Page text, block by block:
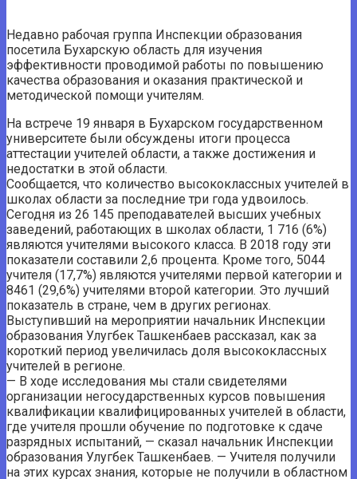
Недавно рабочая группа Инспекции образования
посетила Бухарскую область для изучения
эффективности проводимой работы по повышению
качества образования и оказания практической и
методической помощи учителям.
На встрече 19 января в Бухарском государственном
университете были обсуждены итоги процесса
аттестации учителей области, а также достижения и
недостатки в этой области.
Сообщается, что количество высококлассных учителей в
школах области за последние три года удвоилось.
Сегодня из 26 145 преподавателей высших учебных
заведений, работающих в школах области, 1 716 (6%)
являются учителями высокого класса. В 2018 году эти
показатели составили 2,6 процента. Кроме того, 5044
учителя (17,7%) являются учителями первой категории и
8461 (29,6%) учителями второй категории. Это лучший
показатель в стране, чем в других регионах.
Выступивший на мероприятии начальник Инспекции
образования Улугбек Ташкенбаев рассказал, как за
короткий период увеличилась доля высококлассных
учителей в регионе.
— В ходе исследования мы стали свидетелями
организации негосударственных курсов повышения
квалификации квалифицированных учителей в области,
где учителя прошли обучение по подготовке к сдаче
разрядных испытаний, — сказал начальник Инспекции
образования Улугбек Ташкенбаев. — Учителя получили
на этих курсах знания, которые не получили в областном